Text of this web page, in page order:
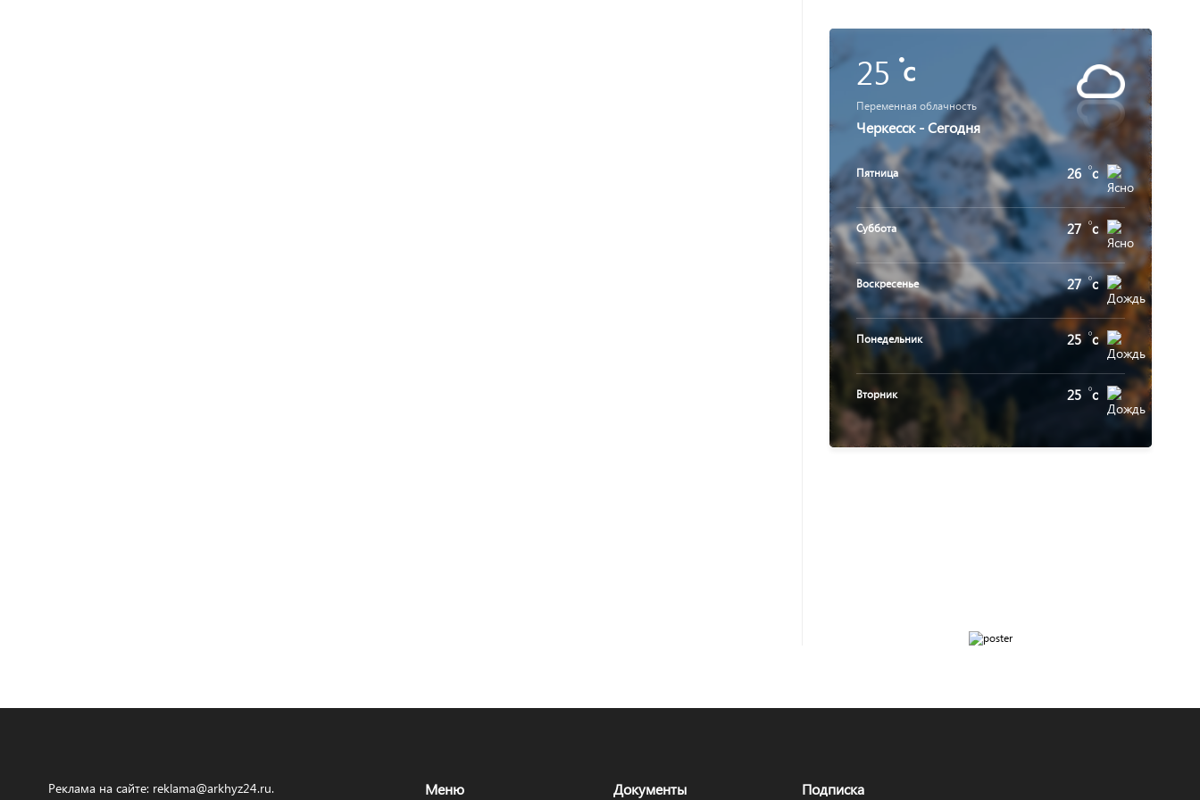
25c
Переменная облачность
Черкесск - Сегодня
Пятница 26 c
Суббота 27 c
Воскресенье 27 c
Понедельник 25 c
Вторник 25 c
Реклама на сайте: reklama@arkhyz24.ru. Меню Документы Подписка